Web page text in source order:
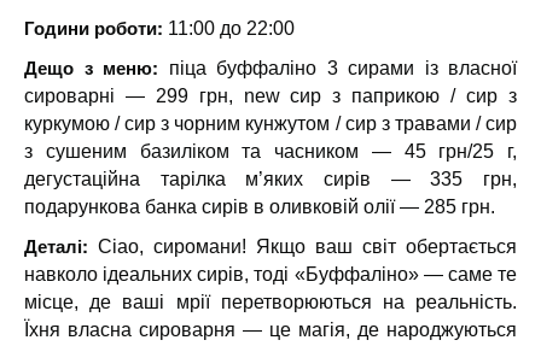
Години роботи: 11:00 до 22:00
Дещо з меню: піца буффаліно 3 сирами із власної
сироварні — 299 грн, new сир з паприкою / сир з
куркумою / сир з чорним кунжутом / сир з травами / сир
з сушеним базиліком та часником — 45 грн/25 г,
дегустаційна тарілка м’яких сирів — 335 грн,
подарункова банка сирів в оливковій олії — 285 грн.
Деталі: Ciao, сиромани! Якщо ваш світ обертається
навколо ідеальних сирів, тоді «Буффаліно» — саме те
місце, де ваші мрії перетворюються на реальність.
Їхня власна сироварня — це магія, де народжуються